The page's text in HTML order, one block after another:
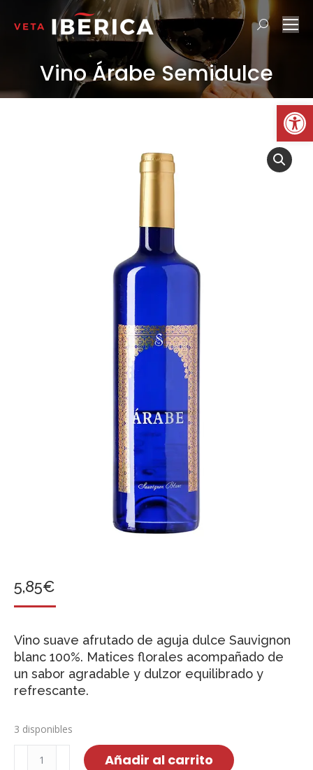
Buscar:
Vino Árabe Semidulce
Estás aquí:
5,85€
Vino suave afrutado de aguja dulce Sauvignon
blanc 100%. Matices florales acompañado de
un sabor agradable y dulzor equilibrado y
refrescante.
3 disponibles
Añadir al carrito